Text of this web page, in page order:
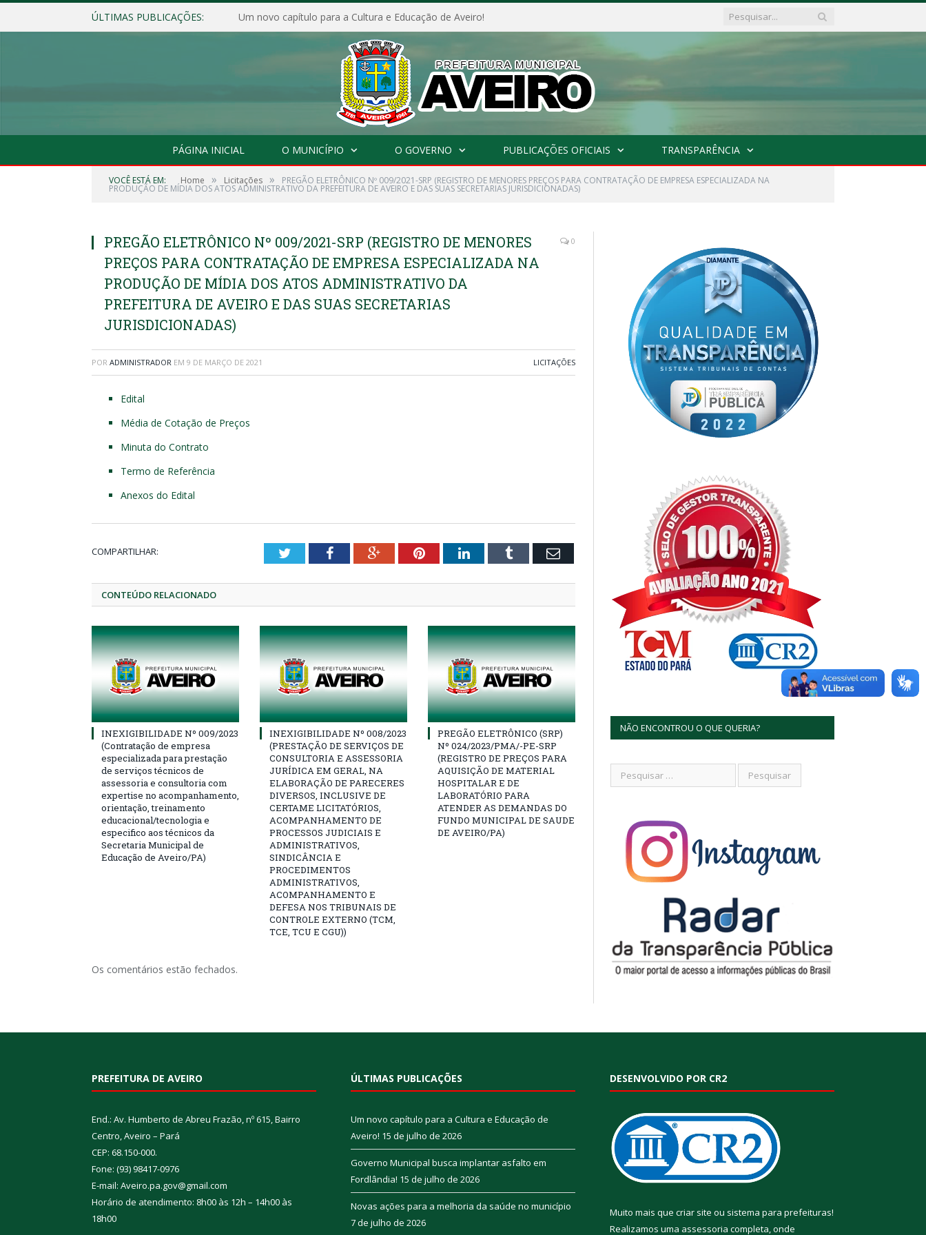
ÚLTIMAS PUBLICAÇÕES: Um novo capítulo para a Cultura e Educação de Aveiro!
PÁGINA INICIAL O MUNICÍPIO O GOVERNO PUBLICAÇÕES OFICIAIS TRANSPARÊNCIA
VOCÊ ESTÁ EM: Home » Licitações » PREGÃO ELETRÔNICO Nº 009/2021-SRP (REGISTRO DE MENORES PREÇOS PARA CONTRATAÇÃO DE EMPRESA ESPECIALIZADA NA
PRODUÇÃO DE MÍDIA DOS ATOS ADMINISTRATIVO DA PREFEITURA DE AVEIRO E DAS SUAS SECRETARIAS JURISDICIONADAS)
PREGÃO ELETRÔNICO Nº 009/2021-SRP (REGISTRO DE MENORES
PREÇOS PARA CONTRATAÇÃO DE EMPRESA ESPECIALIZADA NA
PRODUÇÃO DE MÍDIA DOS ATOS ADMINISTRATIVO DA
PREFEITURA DE AVEIRO E DAS SUAS SECRETARIAS
JURISDICIONADAS)
0
POR ADMINISTRADOR EM 9 DE MARÇO DE 2021 LICITAÇÕES
Edital
Média de Cotação de Preços
Minuta do Contrato
Termo de Referência
Anexos do Edital
COMPARTILHAR: TwitterFacebookGoogle+PinterestLinkedInTumblr Email
CONTEÚDO RELACIONADO
INEXIGIBILIDADE Nº 009/2023
(Contratação de empresa
especializada para prestação
de serviços técnicos de
assessoria e consultoria com
expertise no acompanhamento,
orientação, treinamento
educacional/tecnologia e
especifico aos técnicos da
Secretaria Municipal de
Educação de Aveiro/PA)
INEXIGIBILIDADE Nº 008/2023
(PRESTAÇÃO DE SERVIÇOS DE
CONSULTORIA E ASSESSORIA
JURÍDICA EM GERAL, NA
ELABORAÇÃO DE PARECERES
DIVERSOS, INCLUSIVE DE
CERTAME LICITATÓRIOS,
ACOMPANHAMENTO DE
PROCESSOS JUDICIAIS E
ADMINISTRATIVOS,
SINDICÂNCIA E
PROCEDIMENTOS
ADMINISTRATIVOS,
ACOMPANHAMENTO E
DEFESA NOS TRIBUNAIS DE
CONTROLE EXTERNO (TCM,
TCE, TCU E CGU))
PREGÃO ELETRÔNICO (SRP)
Nº 024/2023/PMA/-PE-SRP
(REGISTRO DE PREÇOS PARA
AQUISIÇÃO DE MATERIAL
HOSPITALAR E DE
LABORATÓRIO PARA
ATENDER AS DEMANDAS DO
FUNDO MUNICIPAL DE SAUDE
DE AVEIRO/PA)
Os comentários estão fechados.
NÃO ENCONTROU O QUE QUERIA?
PREFEITURA DE AVEIRO
End.: Av. Humberto de Abreu Frazão, nº 615, Bairro
Centro, Aveiro – Pará
CEP: 68.150-000.
Fone: (93) 98417-0976
E-mail: Aveiro.pa.gov@gmail.com
Horário de atendimento: 8h00 às 12h – 14h00 às
18h00
ÚLTIMAS PUBLICAÇÕES
Um novo capítulo para a Cultura e Educação de
Aveiro! 15 de julho de 2026
Governo Municipal busca implantar asfalto em
Fordlândia! 15 de julho de 2026
Novas ações para a melhoria da saúde no município
7 de julho de 2026
DESENVOLVIDO POR CR2
Muito mais que criar site ou sistema para prefeituras!
Realizamos uma assessoria completa, onde